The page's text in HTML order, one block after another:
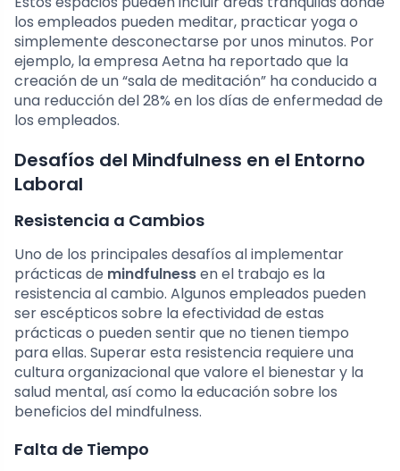
los empleados pueden meditar, practicar yoga o
simplemente desconectarse por unos minutos. Por
ejemplo, la empresa Aetna ha reportado que la
creación de un “sala de meditación” ha conducido a
una reducción del 28% en los días de enfermedad de
los empleados.
Desafíos del Mindfulness en el Entorno
Laboral
Resistencia a Cambios
Uno de los principales desafíos al implementar
prácticas de mindfulnessen el trabajo es la
resistencia al cambio. Algunos empleados pueden
ser escépticos sobre la efectividad de estas
prácticas o pueden sentir que no tienen tiempo
para ellas. Superar esta resistencia requiere una
cultura organizacional que valore el bienestar y la
salud mental, así como la educación sobre los
beneficios del mindfulness.
Falta de Tiempo